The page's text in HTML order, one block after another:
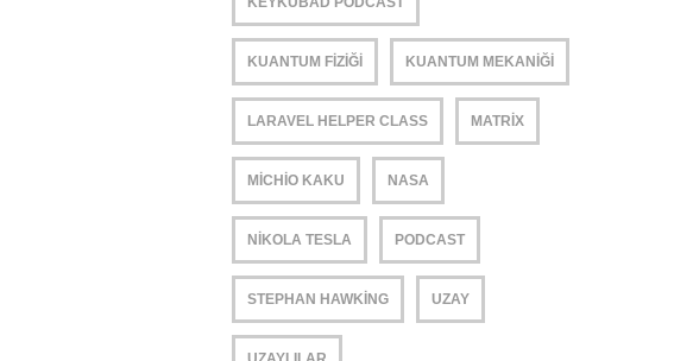
KUANTUM FIZIĞI KUANTUM MEKANIĞI
LARAVEL HELPER CLASS MATRIX
MICHIO KAKU NASA
NIKOLA TESLA PODCAST
STEPHAN HAWKING UZAY